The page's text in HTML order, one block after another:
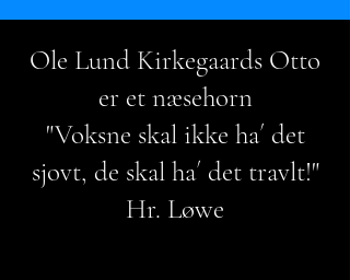
Ole Lund Kirkegaards Otto
er et næsehorn
"Voksne skal ikke ha´ det
sjovt, de skal ha´ det travlt!"​
Hr. Løwe